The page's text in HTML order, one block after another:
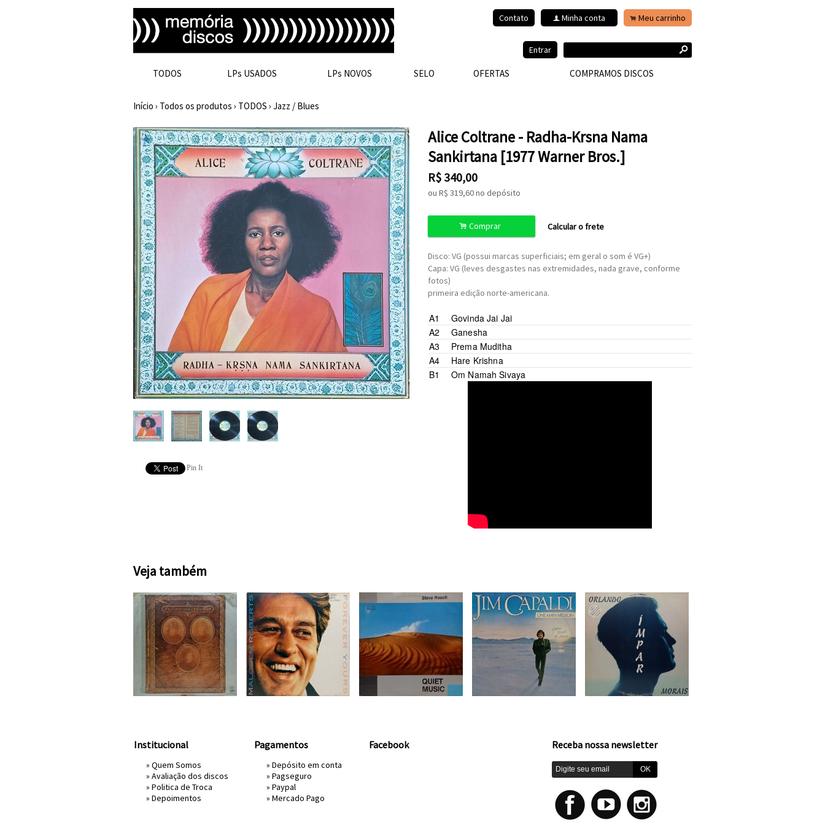
Contato f Minha conta . Meu carrinho
Entrar s
TODOS LPs USADOS LPs NOVOS SELO OFERTAS COMPRAMOS DISCOS
Início › Todos os produtos › TODOS › Jazz / Blues
Pin It
Alice Coltrane - Radha-Krsna Nama
Sankirtana [1977 Warner Bros.]
R$ 340,00
ou R$ 319,60no depósito
. Comprar Calcular o frete
Disco: VG (possui marcas superficiais; em geral o som é VG+)
Capa: VG (leves desgastes nas extremidades, nada grave, conforme
fotos)
primeira edição norte-americana.
A1
Govinda Jai Jai
A2
Ganesha
A3
Prema Muditha
A4
Hare Krishna
B1
Om Namah Sivaya
Veja também
Institucional
» Quem Somos
» Avaliação dos discos
» Politica de Troca
» Depoimentos
Pagamentos
» Depósito em conta
» Pagseguro
» Paypal
» Mercado Pago
Facebook Receba nossa newsletter